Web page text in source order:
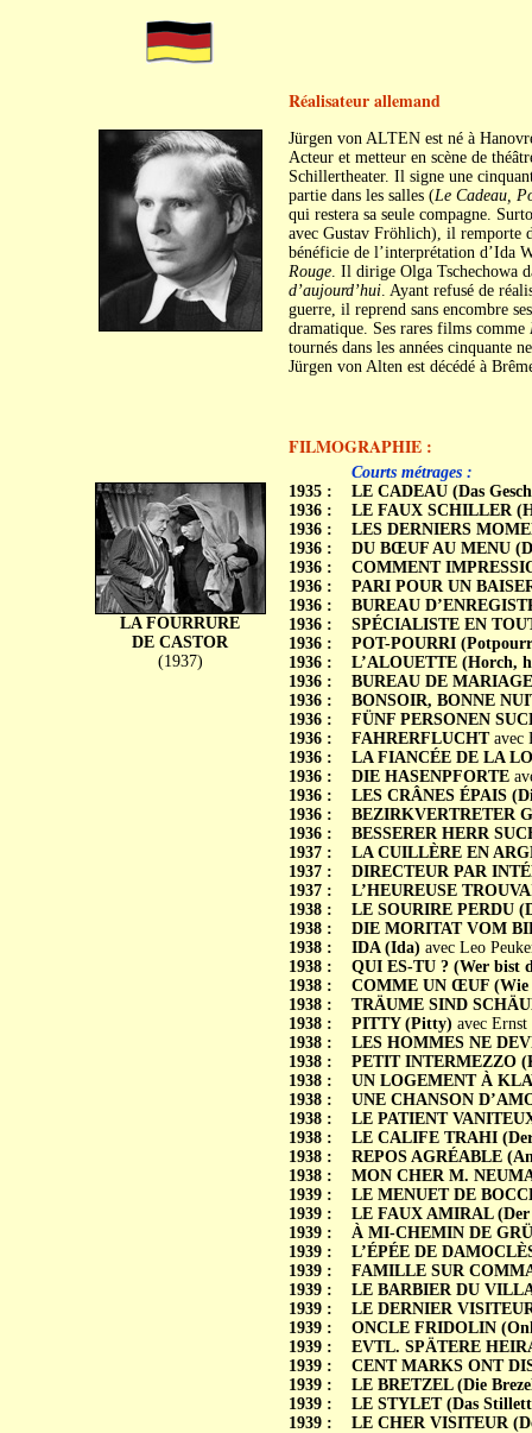
Réalisateur allemand
Jürgen von ALTEN est né à
Acteur et metteur en scène de
Schillertheater. Il signe une
partie dans les salles (Le Cadeau,
qui restera sa seule compagne.
avec Gustav Fröhlich), il remporte
bénéficie de l’interprétation d’Ida
Rouge. Il dirige Olga Tschechowa
d’aujourd’hui. Ayant refusé de
guerre, il reprend sans encombre
dramatique. Ses rares films comme
tournés dans les années cinquante
Jürgen von Alten est décédé à
FILMOGRAPHIE :
LA FOURRURE
DE CASTOR
(1937)
1935 :
1936 :
1936 :
1936 :
1936 :
1936 :
1936 :
1936 :
1936 :
1936 :
1936 :
1936 :
1936 :
1936 :
1936 :
1936 :
1936 :
1936 :
1936 :
1937 :
1937 :
1937 :
1938 :
1938 :
1938 :
1938 :
1938 :
1938 :
1938 :
1938 :
1938 :
1938 :
1938 :
1938 :
1938 :
1938 :
1938 :
1939 :
1939 :
1939 :
1939 :
1939 :
1939 :
1939 :
1939 :
1939 :
1939 :
1939 :
1939 :
1939 :
Courts métrages :
LE CADEAU (Das
LE FAUX SCHILLER
LES DERNIERS
DU BŒUF AU MENU
COMMENT
PARI POUR UN
BUREAU
SPÉCIALISTE EN
POT-POURRI
L’ALOUETTE (Horch,
BUREAU DE
BONSOIR, BONNE
FÜNF PERSONEN
FAHRERFLUCHTavec
LA FIANCÉE DE LA
DIE HASENPFORTE
LES CRÂNES ÉPAIS
BEZIRKVERTRETER
BESSERER HERR
LA CUILLÈRE EN
DIRECTEUR PAR
L’HEUREUSE
LE SOURIRE PERDU
DIE MORITAT VOM
IDA (Ida) avec Leo
QUI ES-TU ? (Wer bist
COMME UN ŒUF (Wie
TRÄUME SIND
PITTY (Pitty) avec
LES HOMMES NE
PETIT INTERMEZZO
UN LOGEMENT À
UNE CHANSON
LE PATIENT
LE CALIFE TRAHI
REPOS AGRÉABLE
MON CHER M.
LE MENUET DE
LE FAUX AMIRAL
À MI-CHEMIN DE
L’ÉPÉE DE
FAMILLE SUR
LE BARBIER DU
LE DERNIER
ONCLE FRIDOLIN
EVTL. SPÄTERE
CENT MARKS ONT
LE BRETZEL (Die
LE STYLET (Das
LE CHER VISITEUR